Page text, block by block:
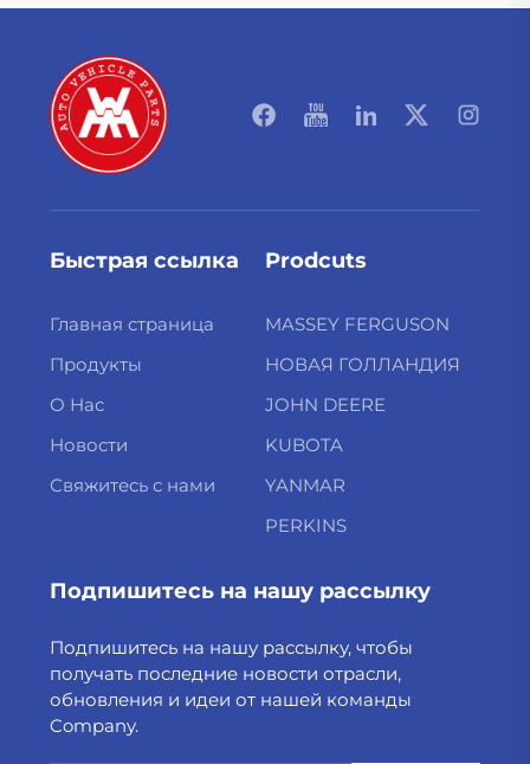
Быстрая ссылка
Главная страница
Продукты
О Нас
Новости
Свяжитесь с нами
Prodcuts
MASSEY FERGUSON
НОВАЯ ГОЛЛАНДИЯ
JOHN DEERE
KUBOTA
YANMAR
PERKINS
Подпишитесь на нашу рассылку
Подпишитесь на нашу рассылку, чтобы
получать последние новости отрасли,
обновления и идеи от нашей команды
Company.